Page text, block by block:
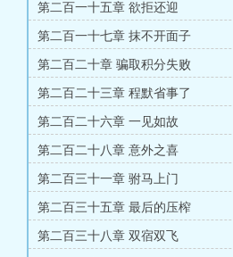
第二百一十五章 欲拒还迎
第二百一十七章 抹不开面子
第二百二十章 骗取积分失败
第二百二十三章 程默省事了
第二百二十六章 一见如故
第二百二十八章 意外之喜
第二百三十一章 驸马上门
第二百三十五章 最后的压榨
第二百三十八章 双宿双飞